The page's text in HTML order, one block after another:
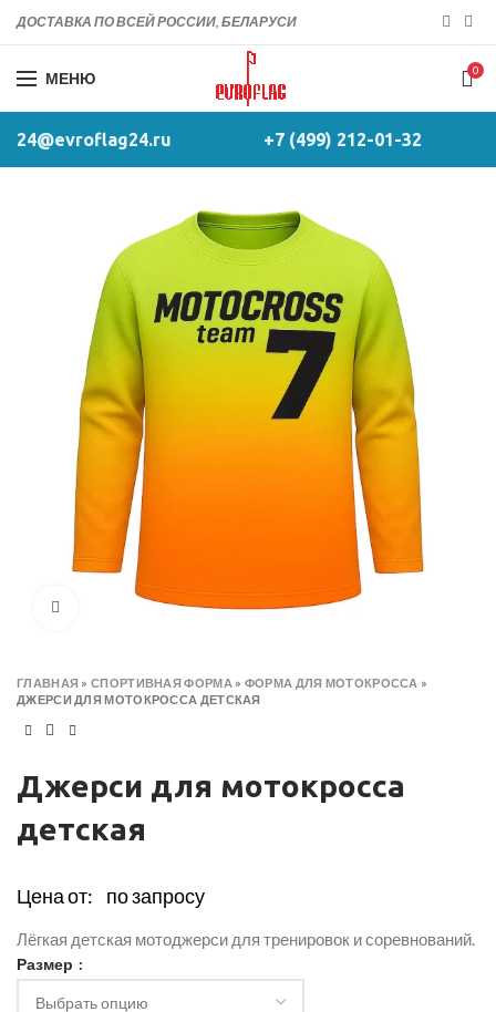
ДОСТАВКА ПО ВСЕЙ РОССИИ, БЕЛАРУСИ
МЕНЮ 0
24@evroflag24.ru +7 (499) 212-01-32
Click to enlarge
ГЛАВНАЯ »СПОРТИВНАЯ ФОРМА » ФОРМА ДЛЯ МОТОКРОССА »
ДЖЕРСИ ДЛЯ МОТОКРОССА ДЕТСКАЯ
Джерси для мотокросса
детская
Цена от: по запросу
Лёгкая детская мотоджерси для тренировок и соревнований.
Размер